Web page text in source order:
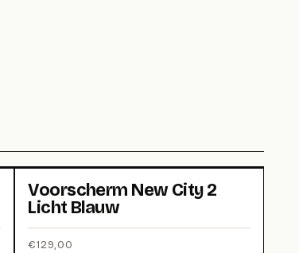
Voorscherm New City 2
Licht Blauw
€129,00